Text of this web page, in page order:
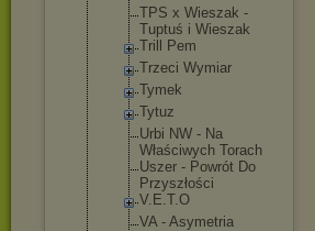
TPS x Wieszak -
Tuptuś i Wieszak
Trill Pem
Trzeci Wymiar
Tymek
Tytuz
Urbi NW - Na
Właściwych Torach
Uszer - Powrót Do
Przyszłości
V.E.T.O
VA - Asymetria